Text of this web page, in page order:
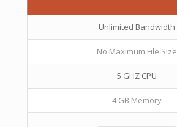
Unlimited Bandwidth
No Maximum File Size
5 GHZ CPU
4 GB Memory